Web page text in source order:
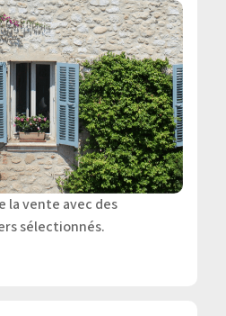
la vente avec des
sélectionnés.